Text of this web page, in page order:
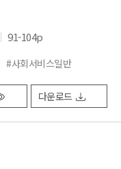
91-104p
#사회서비스일반
다운로드